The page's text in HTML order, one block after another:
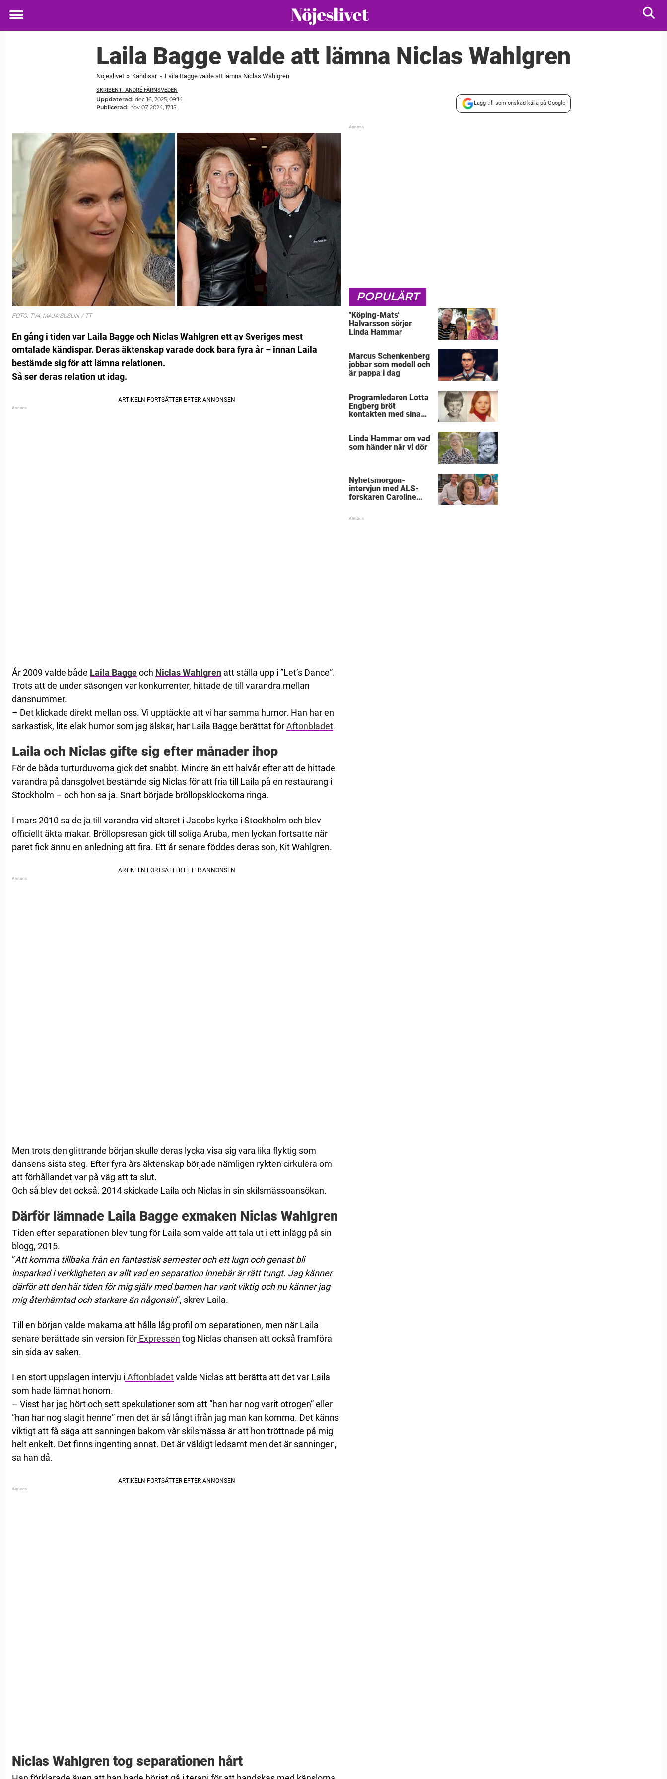
Toggle
Laila Bagge valde att lämna Niclas Wahlgren
Nöjeslivet » Kändisar » Laila Bagge valde att lämna Niclas Wahlgren
SKRIBENT: ANDRÉ FÄRNSVEDEN
Uppdaterad: dec 16, 2025, 09:14
Publicerad: nov 07, 2024, 17:15
Lägg till som önskad källa på Google
FOTO: TV4, MAJA SUSLIN / TT
En gång i tiden var Laila Bagge och Niclas Wahlgren ett av Sveriges mest
omtalade kändispar. Deras äktenskap varade dock bara fyra år – innan Laila
bestämde sig för att lämna relationen.
Så ser deras relation ut idag.
År 2009 valde både Laila Baggeoch Niclas Wahlgren att ställa upp i ”Let’s Dance”.
Trots att de under säsongen var konkurrenter, hittade de till varandra mellan
dansnummer.
– Det klickade direkt mellan oss. Vi upptäckte att vi har samma humor. Han har en
sarkastisk, lite elak humor som jag älskar, har Laila Bagge berättat förAftonbladet.
Laila och Niclas gifte sig efter månader ihop
För de båda turturduvorna gick det snabbt. Mindre än ett halvår efter att de hittade
varandra på dansgolvet bestämde sig Niclas för att fria till Laila på en restaurang i
Stockholm – och hon sa ja. Snart började bröllopsklockorna ringa.
I mars 2010 sa de ja till varandra vid altaret i Jacobs kyrka i Stockholm och blev
officiellt äkta makar. Bröllopsresan gick till soliga Aruba, men lyckan fortsatte när
paret fick ännu en anledning att fira. Ett år senare föddes deras son, Kit Wahlgren.
Men trots den glittrande början skulle deras lycka visa sig vara lika flyktig som
dansens sista steg. Efter fyra års äktenskap började nämligen rykten cirkulera om
att förhållandet var på väg att ta slut.
Och så blev det också. 2014 skickade Laila och Niclas in sin skilsmässoansökan.
Därför lämnade Laila Bagge exmaken Niclas Wahlgren
Tiden efter separationen blev tung för Laila som valde att tala ut i ett inlägg på sin
blogg, 2015.
”Att komma tillbaka från en fantastisk semester och ett lugn och genast bli
insparkad i verkligheten av allt vad en separation innebär är rätt tungt. Jag känner
därför att den här tiden för mig själv med barnen har varit viktig och nu känner jag
mig återhämtad och starkare än någonsin”, skrev Laila.
Till en början valde makarna att hålla låg profil om separationen, men när Laila
senare berättade sin version för Expressen tog Niclas chansen att också framföra
sin sida av saken.
I en stort uppslagen intervju i Aftonbladetvalde Niclas att berätta att det var Laila
som hade lämnat honom.
– Visst har jag hört och sett spekulationer som att ”han har nog ­varit otrogen” eller
”han har nog slagit henne” men det är så långt ifrån jag man kan komma. Det känns
viktigt att få säga att sanningen bakom vår skilsmässa är att hon tröttnade på mig
helt enkelt. Det finns ingenting annat. Det är väldigt ledsamt men det är sanningen,
sa han då.
Niclas Wahlgren tog separationen hårt
POPULÄRT
"Köping-Mats"
Halvarsson sörjer
Linda Hammar
Marcus Schenkenberg
jobbar som modell och
är pappa i dag
Programledaren Lotta
Engberg bröt
kontakten med sina
Linda Hammar om vad
som händer när vi dör
Nyhetsmorgon-
intervjun med ALS-
forskaren Caroline